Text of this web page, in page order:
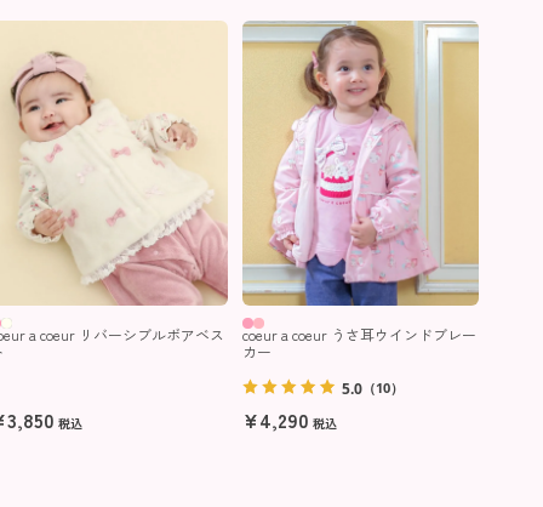
a coeur リバーシブルボアベス
3,850 税込
coeur a coeur うさ耳ウインドブレー
カー
¥4,290 税込
5.0（10）